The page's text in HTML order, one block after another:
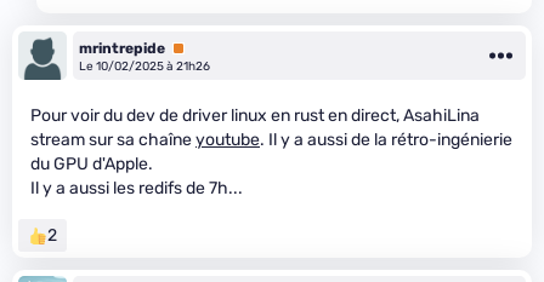
mrintrepide Premium
Le 10/02/2025 à 21h26
Pour voir du dev de driver linux en rust en direct, AsahiLina
stream sur sa chaîneyoutube. Il y a aussi de la rétro-ingénierie
du GPU d'Apple.
Il y a aussi les redifs de 7h...
2